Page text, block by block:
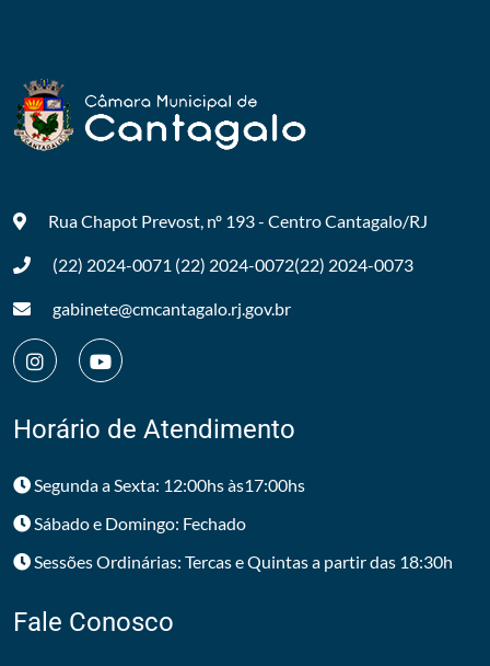
Rua Chapot Prevost, nº 193 - CentroCantagalo/RJ
(22) 2024-0071 (22) 2024-0072(22) 2024-0073
gabinete@cmcantagalo.rj.gov.br
Horário de Atendimento
Segunda a Sexta: 12:00hs às17:00hs
Sábado e Domingo: Fechado
Sessões Ordinárias: Tercas e Quintas a partir das 18:30h
Fale Conosco